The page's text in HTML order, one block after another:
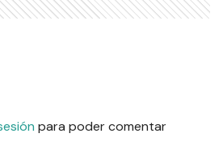
para poder comentar